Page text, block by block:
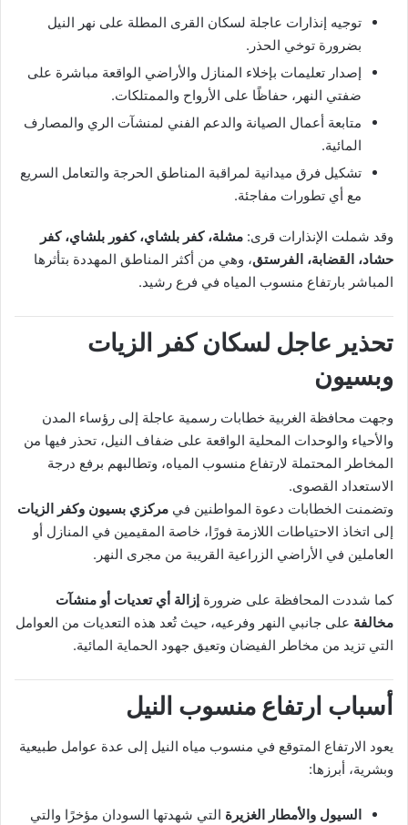
توجيه إنذارات عاجلة لسكان القرى المطلة على نهر النيل
بضرورة توخي الحذر.
إصدار تعليمات بإخلاء المنازل والأراضي الواقعة مباشرة على
ضفتي النهر، حفاظًا على الأرواح والممتلكات.
متابعة أعمال الصيانة والدعم الفني لمنشآت الري والمصارف
المائية.
تشكيل فرق ميدانية لمراقبة المناطق الحرجة والتعامل السريع
مع أي تطورات مفاجئة.
وقد شملت الإنذارات قرى: مشلة، كفر بلشاي، كفور بلشاي، كفر
حشاد، القضابة، الفرستق، وهي من أكثر المناطق المهددة بتأثرها
المباشر بارتفاع منسوب المياه في فرع رشيد.
تحذير عاجل لسكان كفر الزيات
وبسيون
وجهت محافظة الغربية خطابات رسمية عاجلة إلى رؤساء المدن
والأحياء والوحدات المحلية الواقعة على ضفاف النيل، تحذر فيها من
المخاطر المحتملة لارتفاع منسوب المياه، وتطالبهم برفع درجة
الاستعداد القصوى.
وتضمنت الخطابات دعوة المواطنين في مركزي بسيون وكفر الزيات
إلى اتخاذ الاحتياطات اللازمة فورًا، خاصة المقيمين في المنازل أو
العاملين في الأراضي الزراعية القريبة من مجرى النهر.
كما شددت المحافظة على ضرورة إزالة أي تعديات أو منشآت
مخالفة على جانبي النهر وفرعيه، حيث تُعد هذه التعديات من العوامل
التي تزيد من مخاطر الفيضان وتعيق جهود الحماية المائية.
أسباب ارتفاع منسوب النيل
يعود الارتفاع المتوقع في منسوب مياه النيل إلى عدة عوامل طبيعية
وبشرية، أبرزها:
السيول والأمطار الغزيرة التي شهدتها السودان مؤخرًا والتي